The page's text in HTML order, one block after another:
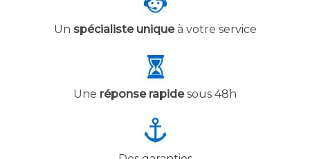
Un spécialiste uniqueà votre service
Une réponse rapidesous 48h